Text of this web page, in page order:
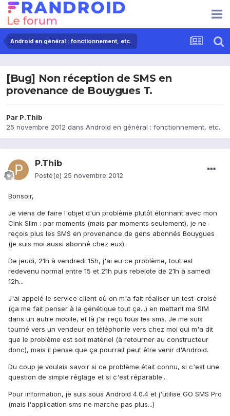
Android en général : fonctionnement, etc.
[Bug] Non réception de SMS en
provenance de Bouygues T.
Par P.Thib
25 novembre 2012 dans Android en général : fonctionnement, etc.
P.Thib
Posté(e) 25 novembre 2012
Bonsoir,
Je viens de faire l'objet d'un problème plutôt étonnant avec mon
Cink Slim : par moments (mais par moments seulement), je ne
reçois plus les SMS en provenance de gens abonnés Bouygues
(je suis moi aussi abonné chez eux).
De jeudi, 21h à vendredi 15h, j'ai eu ce problème, tout est
redevenu normal entre 15 et 21h puis rebelote de 21h à samedi
12h...
J'ai appelé le service client où on m'a fait réaliser un test-croisé
(ça me fait penser à la génétique tout ça...) en mettant ma SIM
dans un autre mobile, et là j'ai reçu tous les sms. Je me suis
tourné vers un vendeur en téléphonie vers chez moi qui m'a dit
que le problème est soit matériel (à retourner au constructeur
donc), mais il pense que ça pourrait peut être venir d'Android.
Du coup je voulais savoir si ce problème était connu, si c'est une
question de simple réglage et si c'est réparable...
Pour information, je suis sous Android 4.0.4 et j'utilise GO SMS Pro
(mais l'application sms ne marche pas plus...)